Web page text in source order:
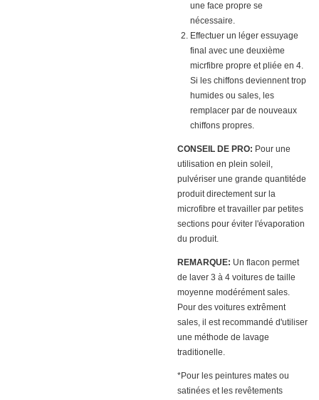
une face propre se
nécessaire.
Effectuer un léger essuyage
final avec une deuxième
micrfibre propre et pliée en 4.
Si les chiffons deviennent trop
humides ou sales, les
remplacer par de nouveaux
chiffons propres.
CONSEIL DE PRO: Pour une
utilisation en plein soleil,
pulvériser une grande quantitéde
produit directement sur la
microfibre et travailler par petites
sections pour éviter l'évaporation
du produit.
REMARQUE: Un flacon permet
de laver 3 à 4 voitures de taille
moyenne modérément sales.
Pour des voitures extrêment
sales, il est recommandé d'utiliser
une méthode de lavage
traditionelle.
*Pour les peintures mates ou
satinées et les revêtements